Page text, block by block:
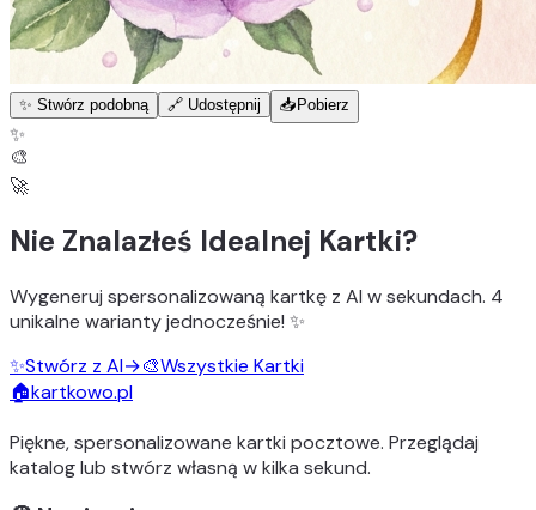
✨ Stwórz podobną 🔗 Udostępnij 📥 Pobierz
✨
🎨
🚀
Nie Znalazłeś Idealnej Kartki?
Wygeneruj spersonalizowaną kartkę z AI w sekundach. 4
unikalne wariantyjednocześnie! ✨
✨Stwórz z AI→🎨Wszystkie Kartki
🏠kartkowo.pl
Piękne, spersonalizowane kartki pocztowe. Przeglądaj
katalog lub stwórz własną w kilka sekund.